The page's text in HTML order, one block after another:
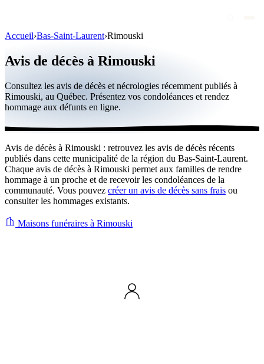
Personnalités publiques
Québec
Canada
International
Par région
Par ville
Maisons funéraires
Éternea
Accueil›Bas-Saint-Laurent›Rimouski
Avis de décès à Rimouski
Consultez les avis de décès et nécrologies récemment publiés à
Rimouski, au Québec. Présentez vos condoléances et rendez
hommage aux défunts en ligne.
Avis de décès à Rimouski : retrouvez les avis de décès récents
publiés dans cette municipalité de la région du Bas-Saint-Laurent.
Chaque avis de décès à Rimouski permet aux familles de rendre
hommage à un proche et de recevoir les condoléances de la
communauté. Vous pouvez créer un avis de décès sans frais ou
consulter les hommages existants.
Maisons funéraires à Rimouski